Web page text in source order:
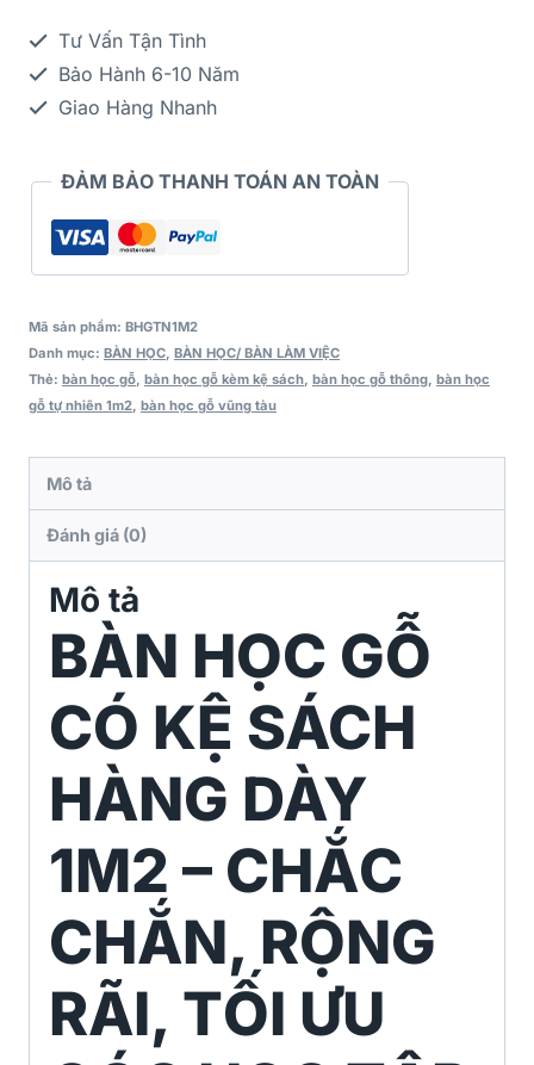
Tư Vấn Tận Tình
Bảo Hành 6-10 Năm
Giao Hàng Nhanh
ĐẢM BẢO THANH TOÁN AN TOÀN
Mã sản phẩm: BHGTN1M2
Danh mục: BÀN HỌC, BÀN HỌC/ BÀN LÀM VIỆC
Thẻ: bàn học gỗ, bàn học gỗ kèm kệ sách, bàn học gỗ thông, bàn học
gỗ tự nhiên 1m2, bàn học gỗ vũng tàu
Mô tả
Đánh giá (0)
Mô tả
BÀN HỌC GỖ
CÓ KỆ SÁCH
HÀNG DÀY
1M2 – CHẮC
CHẮN, RỘNG
RÃI, TỐI ƯU